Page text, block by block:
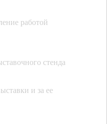
работой
стенда
и за ее